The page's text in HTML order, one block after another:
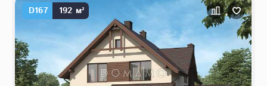
D167 192 м²